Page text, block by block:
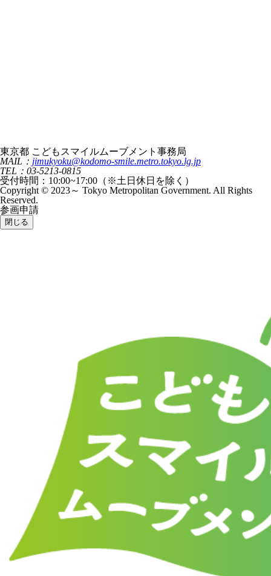
東京都 こどもスマイルムーブメント事務局
MAIL： jimukyoku@kodomo-smile.metro.tokyo.lg.jp
TEL：03-5213-0815
受付時間：10:00~17:00（※土日休日を除く）
Copyright © 2023～ Tokyo Metropolitan Government. All Rights
Reserved.
参画申請
閉じる